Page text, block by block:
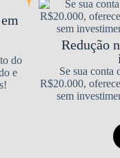
do
e
Redução
Se sua conta
R$20.000,
sem